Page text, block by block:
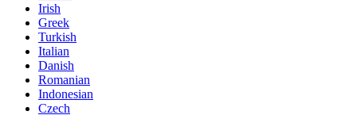
Irish
Greek
Turkish
Italian
Danish
Romanian
Indonesian
Czech